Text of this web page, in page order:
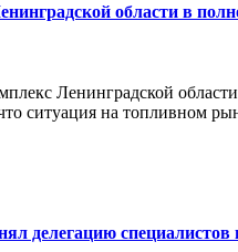
области в
Ленинградской
ситуация на топливном
делегацию специалистов